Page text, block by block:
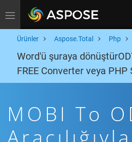
Toggle navigation
Ürünler Aspose.Total Php
Word'ü şuraya
FREE Converter veya PHP
MOBI To